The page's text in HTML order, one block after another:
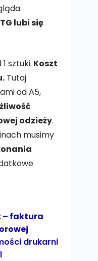
lubi się
sztuki. Koszt
Tutaj
od A5,
odzieży.
musimy
– faktura
drukarni